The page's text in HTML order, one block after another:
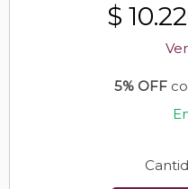
$
5% OFF